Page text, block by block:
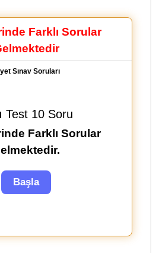
Farklı Sorular
Sınav Soruları
Test 10 Soru
Farklı Sorular